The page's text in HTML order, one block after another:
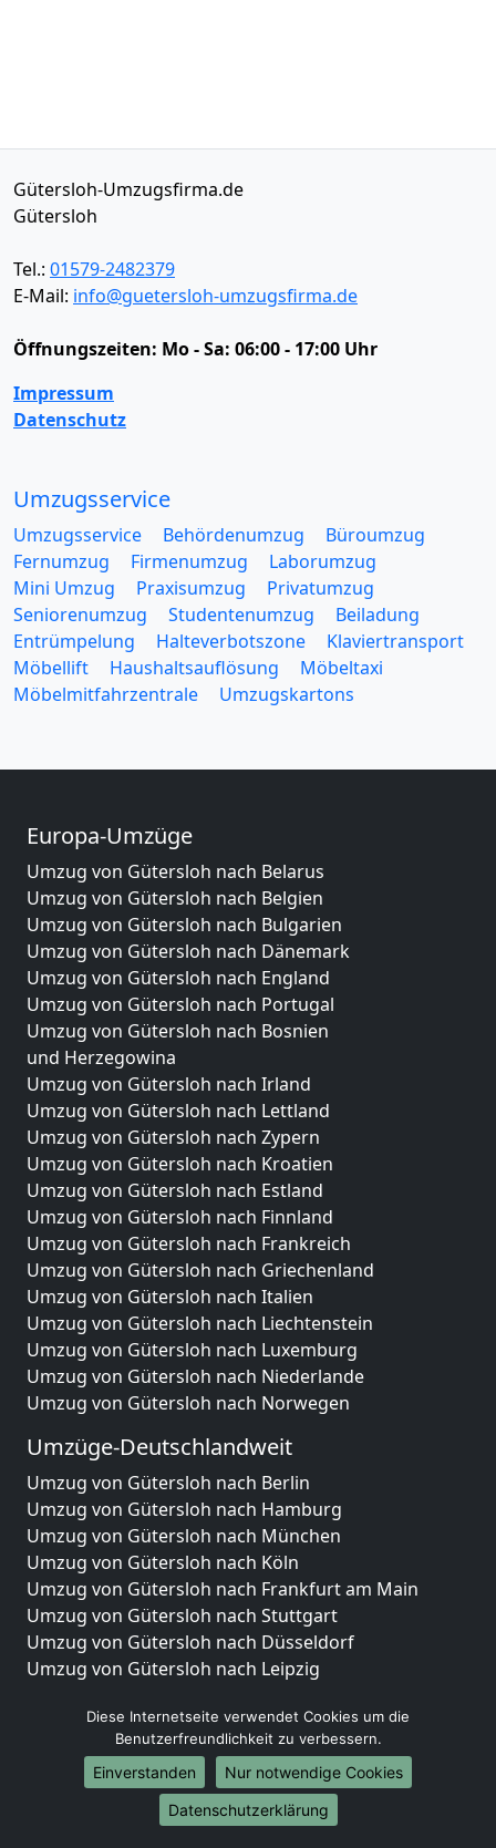
Gütersloh-Umzugsfirma.de
Gütersloh
Tel.: 01579-2482379
E-Mail: info@guetersloh-umzugsfirma.de
Öffnungszeiten: Mo - Sa: 06:00 - 17:00 Uhr
Impressum
Datenschutz
Umzugsservice
Umzugsservice Behördenumzug
Büroumzug
Fernumzug
Firmenumzug
Laborumzug
Mini Umzug
Praxisumzug
Privatumzug
Seniorenumzug
Studentenumzug
Beiladung
Entrümpelung
Halteverbotszone
Klaviertransport
Möbellift
Haushaltsauflösung
Möbeltaxi
Möbelmitfahrzentrale
Umzugskartons
Europa-Umzüge
Umzug von Gütersloh nach Belarus
Umzug von Gütersloh nach Belgien
Umzug von Gütersloh nach Bulgarien
Umzug von Gütersloh nach Dänemark
Umzug von Gütersloh nach England
Umzug von Gütersloh nach Portugal
Umzug von Gütersloh nach Bosnien
und Herzegowina
Umzug von Gütersloh nach Irland
Umzug von Gütersloh nach Lettland
Umzug von Gütersloh nach Zypern
Umzug von Gütersloh nach Kroatien
Umzug von Gütersloh nach Estland
Umzug von Gütersloh nach Finnland
Umzug von Gütersloh nach Frankreich
Umzug von Gütersloh nach Griechenland
Umzug von Gütersloh nach Italien
Umzug von Gütersloh nach Liechtenstein
Umzug von Gütersloh nach Luxemburg
Umzug von Gütersloh nach Niederlande
Umzug von Gütersloh nach Norwegen
Umzüge-Deutschlandweit
Umzug von Gütersloh nach Berlin
Umzug von Gütersloh nach Hamburg
Umzug von Gütersloh nach München
Umzug von Gütersloh nach Köln
Umzug von Gütersloh nach Frankfurt am Main
Umzug von Gütersloh nach Stuttgart
Umzug von Gütersloh nach Düsseldorf
Umzug von Gütersloh nach Leipzig
Umzug von Gütersloh nach Essen
Umzug von Gütersloh nach Bremen
Umzug von Gütersloh nach Dresden
Umzug von Gütersloh nach Hannover
Umzug von Gütersloh nach Nürnberg
Diese Internetseite verwendet Cookies um die
Benutzerfreundlichkeit zu verbessern.
Einverstanden
Nur notwendige Cookies
Datenschutzerklärung